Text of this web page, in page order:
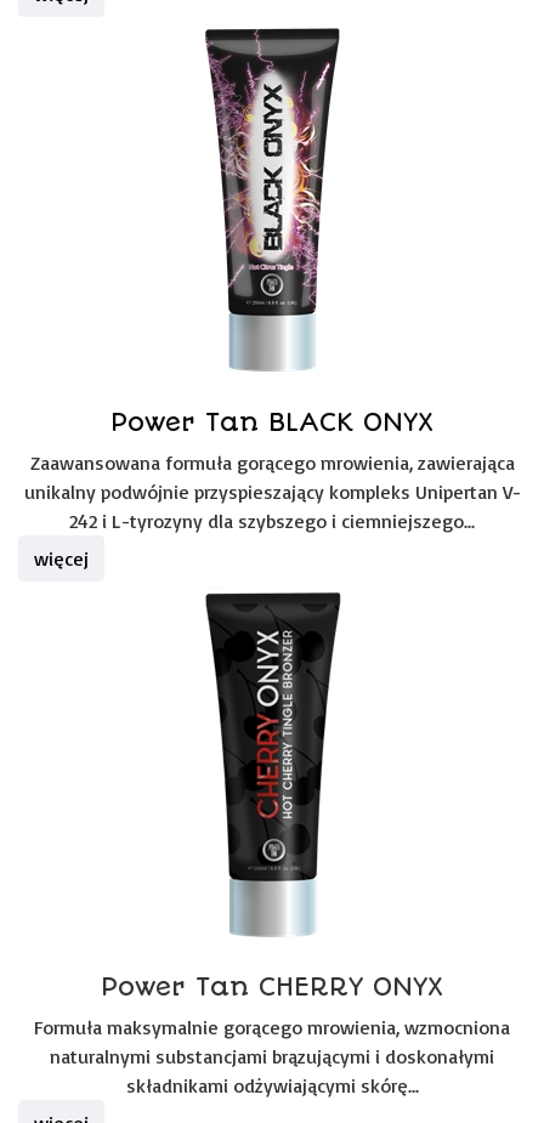
Power Tan BLACK ONYX
Zaawansowana formuła gorącego mrowienia, zawierająca
unikalny podwójnie przyspieszający kompleks Unipertan V-
242 i L-tyrozyny dla szybszego i ciemniejszego...
więcej
Power Tan CHERRY ONYX
Formuła maksymalnie gorącego mrowienia, wzmocniona
naturalnymi substancjami brązującymi i doskonałymi
składnikami odżywiającymi skórę...